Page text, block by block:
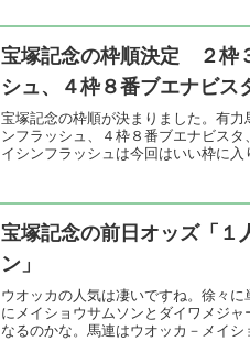
宝塚記念の枠順決定 ２枠
シュ、４枠８番ブエナビス
宝塚記念の枠順が決まりました。有
ンフラッシュ、４枠８番ブエナビス
イシンフラッシュは今回はいい枠に入
宝塚記念の前日オッズ「１
ン」
ウオッカの人気は凄いですね。徐々
にメイショウサムソンとダイワメジ
なるのかな。馬連はウオッカ－メイ